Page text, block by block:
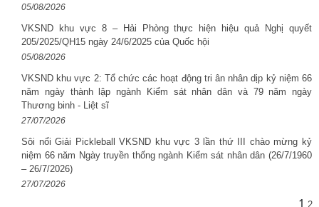
05/08/2026
VKSND khu vực 8 – Hải Phòng thực hiện hiệu quả Nghị quyết
205/2025/QH15 ngày 24/6/2025 của Quốc hội
05/08/2026
VKSND khu vực 2: Tổ chức các hoạt động tri ân nhân dịp kỷ niệm 66
năm ngày thành lập ngành Kiểm sát nhân dân và 79 năm ngày
Thương binh - Liệt sĩ
27/07/2026
Sôi nổi Giải Pickleball VKSND khu vực 3 lần thứ III chào mừng kỷ
niệm 66 năm Ngày truyền thống ngành Kiểm sát nhân dân (26/7/1960
– 26/7/2026)
27/07/2026
1 2